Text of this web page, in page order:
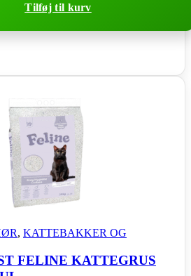
Tilføj til kurv
, KATTEBAKKER OG
FELINE KATTEGRUS